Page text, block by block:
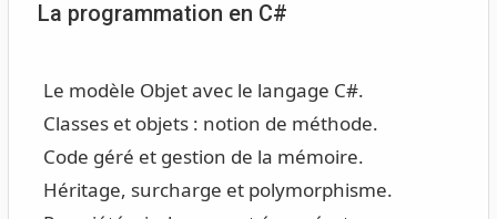
La programmation en C#
Le modèle Objet avec le langage C#.
Classes et objets : notion de méthode.
Code géré et gestion de la mémoire.
Héritage, surcharge et polymorphisme.